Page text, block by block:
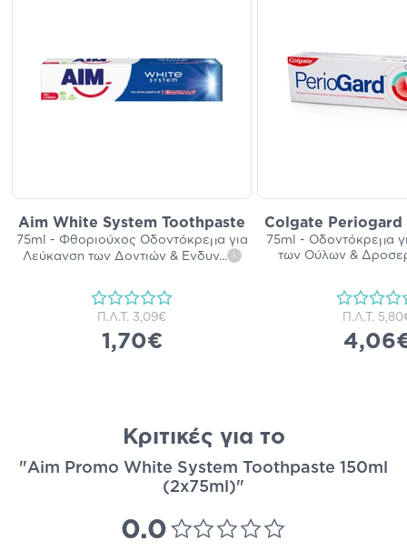
Aim White System Toothpaste
75ml - Φθοριούχος Οδοντόκρεμα για
Λεύκανση των Δοντιών & Ενδυν... i
Π.Λ.Τ. 3,09€
1,70€
Colgate Periogard
75ml - Οδοντόκρεμα
των Ούλων &
Π.Λ.Τ.
Κριτικές για το
"Aim Promo White System Toothpaste 150ml
(2x75ml)"
0.0